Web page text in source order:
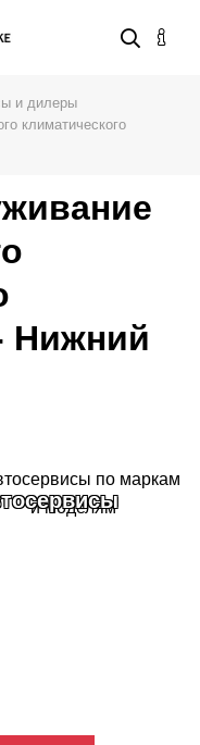
и дилеры
климатического
Нижний
на